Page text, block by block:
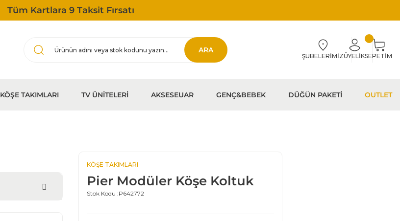
Tüm Kartlara 9 Taksit Fırsatı
ARA
ŞUBELERİMİZÜYELİKSEPETİM
KÖŞE TAKIMLARI TV ÜNİTELERİ AKSESEUAR GENÇ&BEBEK DÜĞÜN PAKETİ OUTLET
KÖŞE TAKIMLARI
Pier Modüler Köşe Koltuk
Stok Kodu :P642772